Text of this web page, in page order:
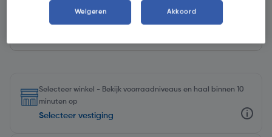
Kies productvariant(7)
Selecteer winkel - Bekijk voorraadniveaus en haal binnen 10
minuten op
Selecteer vestiging
Weigeren Akkoord